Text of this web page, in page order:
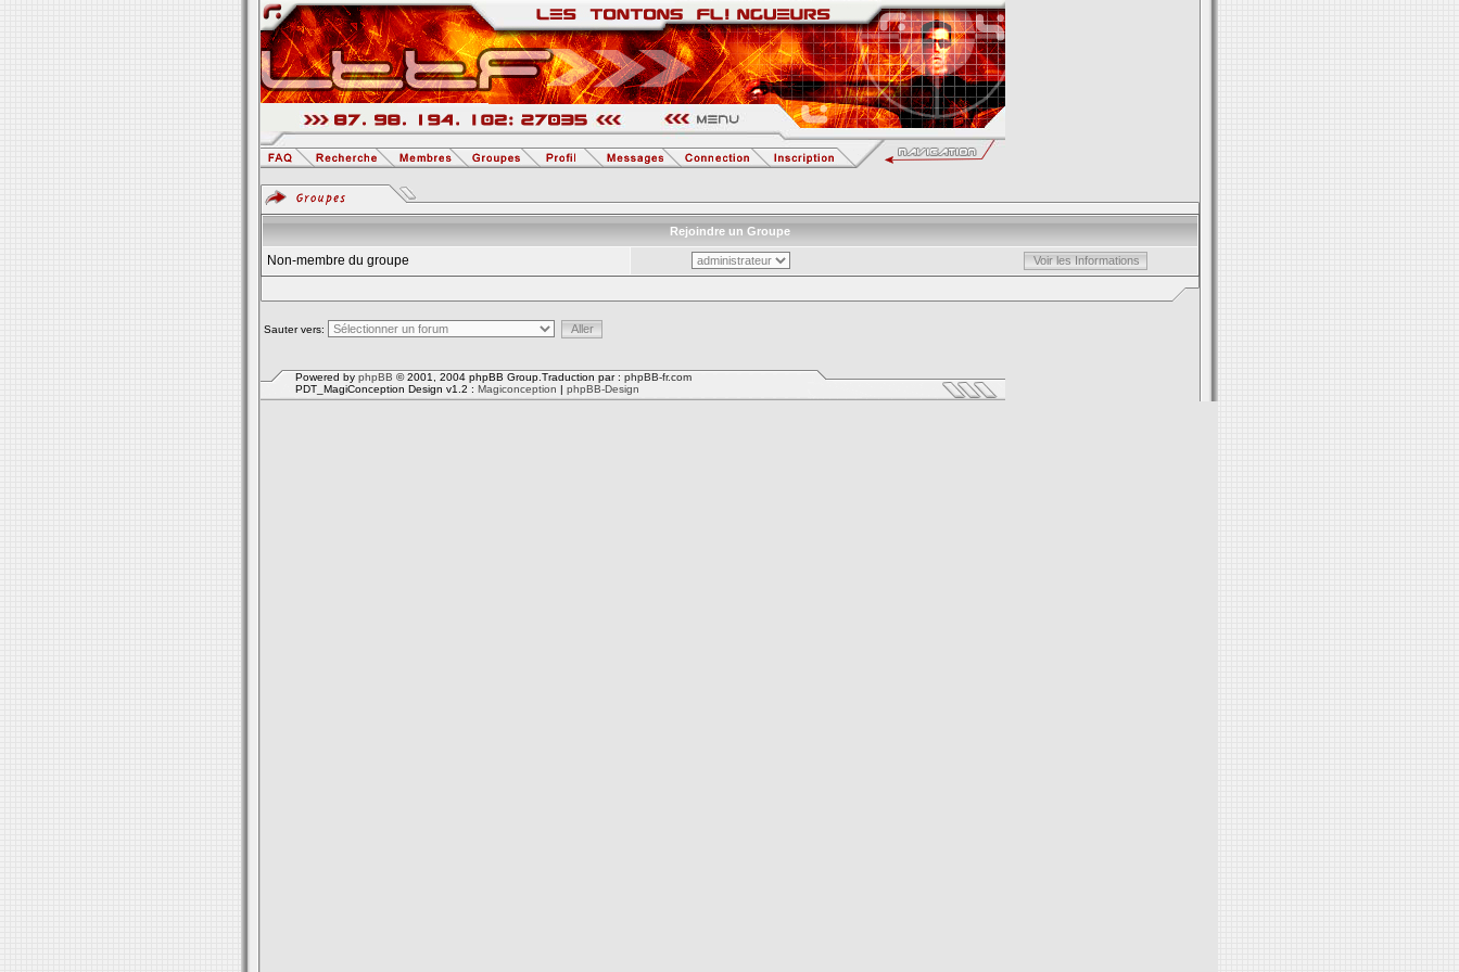
Rejoindre un Groupe
Non-membre du groupe
Sauter vers:
Powered by phpBB © 2001, 2004 phpBB Group.Traduction par : phpBB-fr.com
PDT_MagiConception Design v1.2 : Magiconception | phpBB-Design